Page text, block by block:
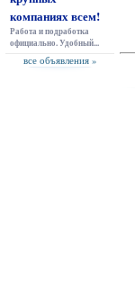
компаниях всем!
Работа и подработка
официально. Удобный...
все объявления »